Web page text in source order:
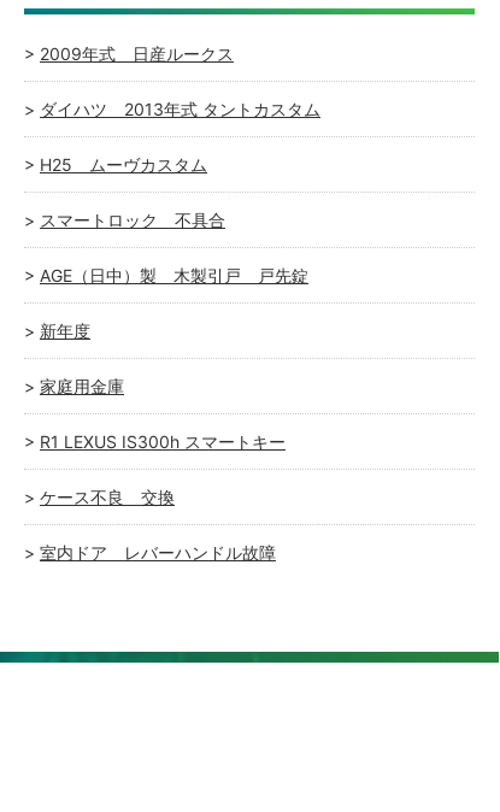
2009年式 日産ルークス
ダイハツ 2013年式 タントカスタム
H25 ムーヴカスタム
スマートロック 不具合
AGE（日中）製 木製引戸 戸先錠
新年度
家庭用金庫
R1 LEXUS IS300h スマートキー
ケース不良 交換
室内ドア レバーハンドル故障